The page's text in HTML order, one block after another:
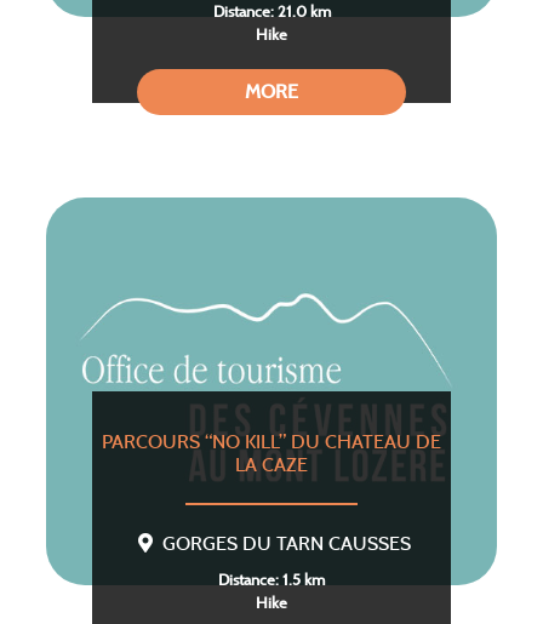
Distance: 21.0 km
Hike
MORE
PARCOURS “NO KILL” DU CHATEAU DE
LA CAZE
GORGES DU TARN CAUSSES
Distance: 1.5 km
Hike